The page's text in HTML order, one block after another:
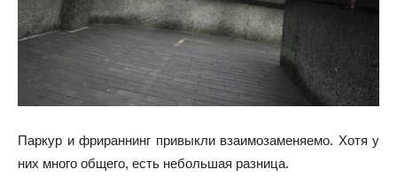
Паркур и фрираннинг привыкли взаимозаменяемо. Хотя у
них много общего, есть небольшая разница.